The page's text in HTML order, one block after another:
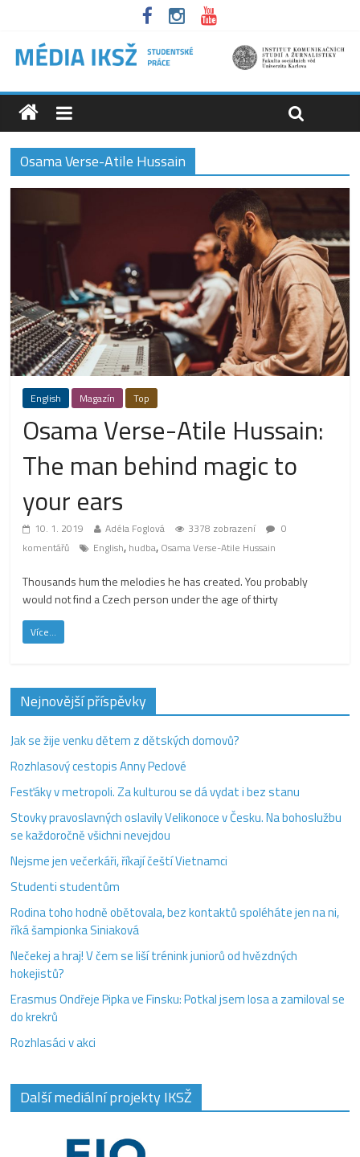
Osama Verse-Atile Hussain
English Magazín Top
Osama Verse-Atile Hussain:
The man behind magic to
your ears
10. 1. 2019 Adéla Foglová 3378 zobrazení
0
komentářů
English, hudba, Osama Verse-Atile Hussain
Thousands hum the melodies he has created. You probably
would not find a Czech person under the age of thirty
Více...
Nejnovější příspěvky
Jak se žije venku dětem z dětských domovů?
Rozhlasový cestopis Anny Peclové
Fesťáky v metropoli. Za kulturou se dá vydat i bez stanu
Stovky pravoslavných oslavily Velikonoce v Česku. Na bohoslužbu
se každoročně všichni nevejdou
Nejsme jen večerkáři, říkají čeští Vietnamci
Studenti studentům
Rodina toho hodně obětovala, bez kontaktů spoléháte jen na ni,
říká šampionka Siniaková
Nečekej a hraj! V čem se liší trénink juniorů od hvězdných
hokejistů?
Erasmus Ondřeje Pipka ve Finsku: Potkal jsem losa a zamiloval se
do krekrů
Rozhlasáci v akci
Další mediální projekty IKSŽ